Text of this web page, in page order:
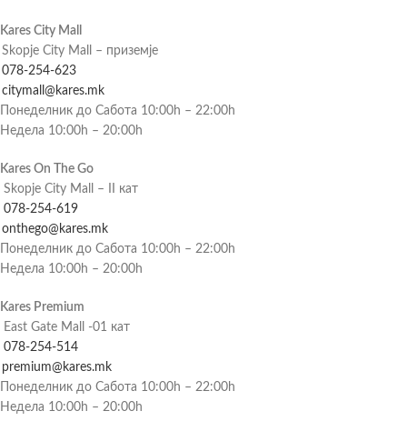
Kares City Mall
Skopje City Mall – приземје
078-254-623
citymall@kares.mk
Понеделник до Сабота 10:00h – 22:00h
Недела 10:00h – 20:00h
Kares On The Go
Skopje City Mall – II кат
078-254-619
onthego@kares.mk
Понеделник до Сабота 10:00h – 22:00h
Недела 10:00h – 20:00h
Kares Premium
East Gate Mall -01 кат
078-254-514
premium@kares.mk
Понеделник до Сабота 10:00h – 22:00h
Недела 10:00h – 20:00h